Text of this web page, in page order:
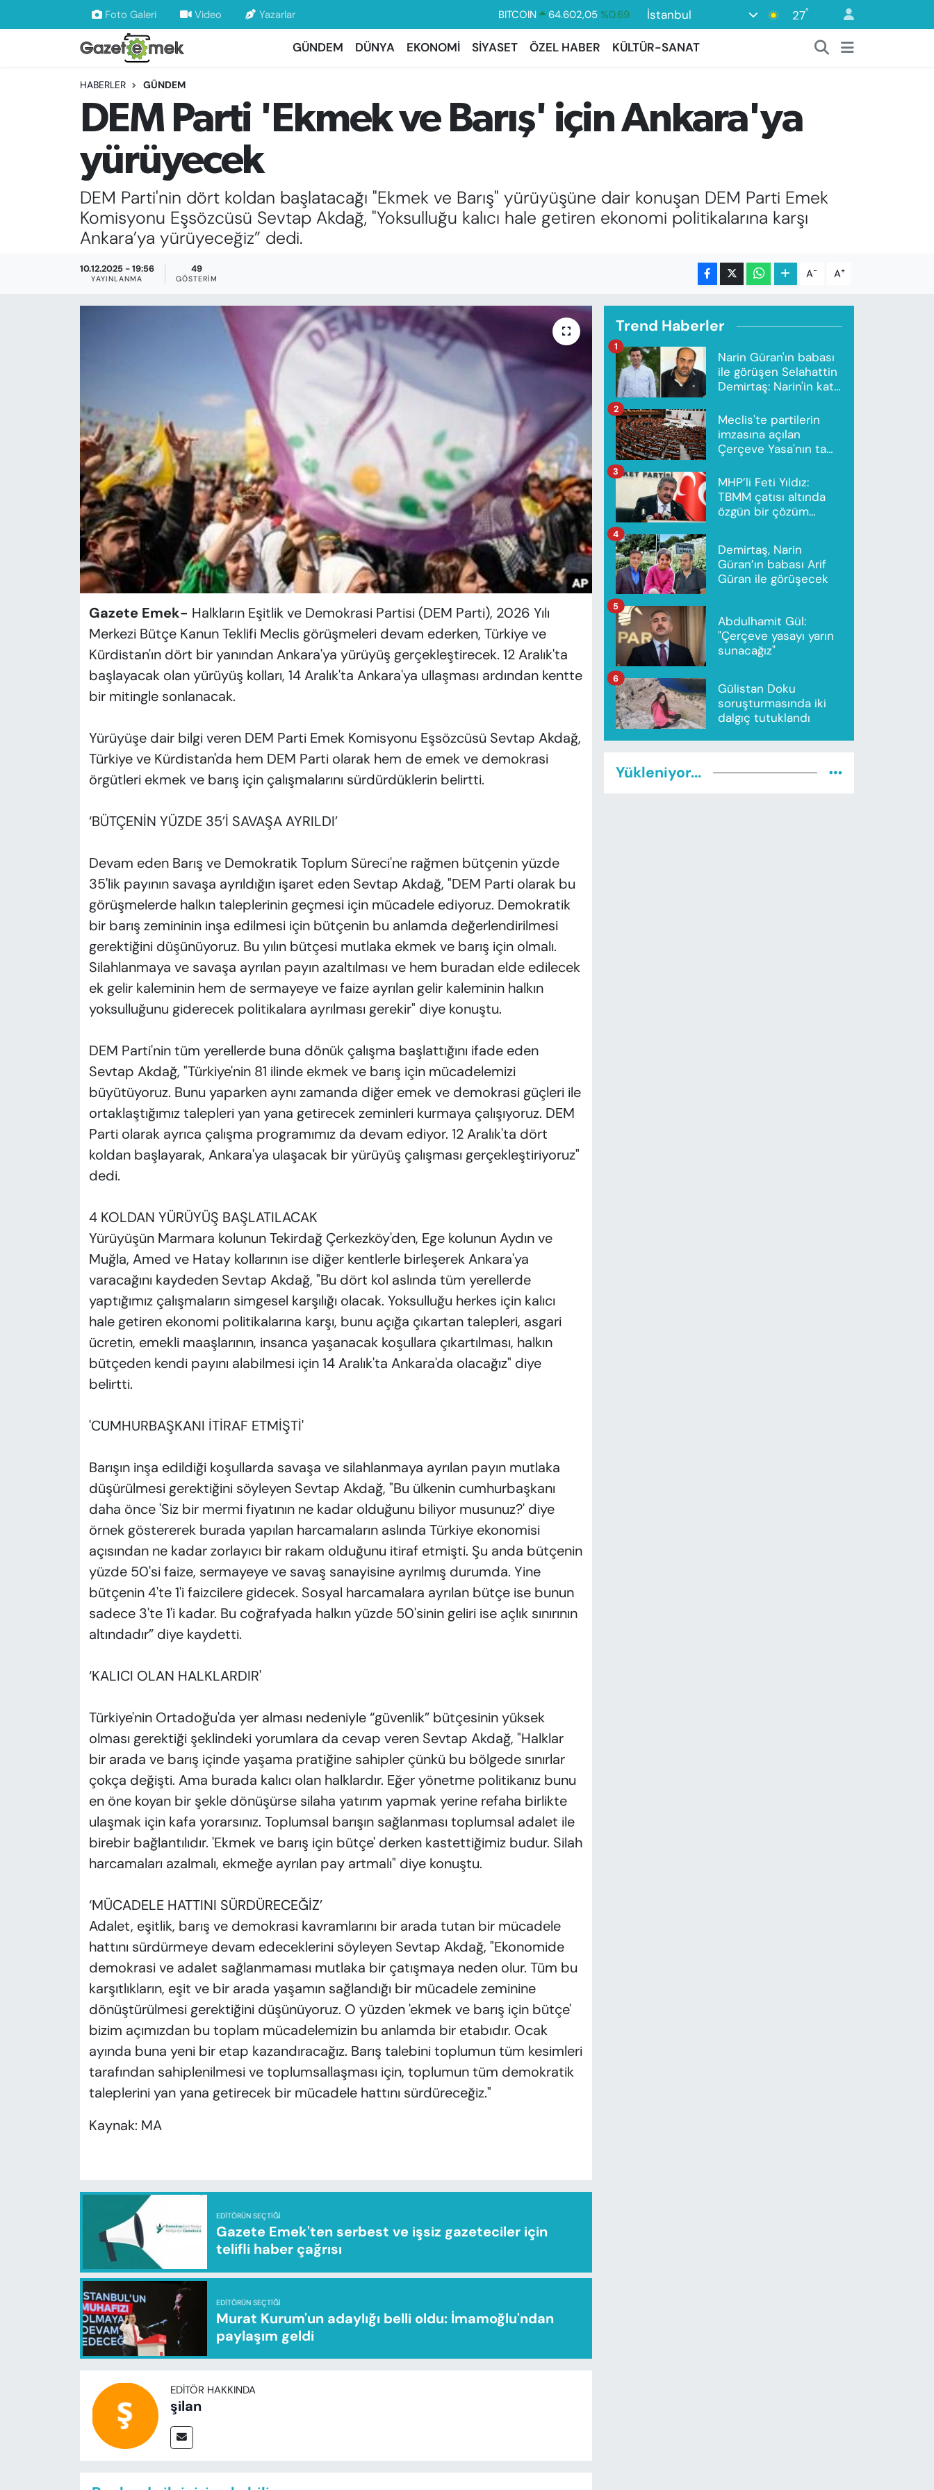
Foto Galeri Video Yazarlar DOLAR 47,6006 %0.06
EURO
55,0250
%0.02
BİST100
13.768 %48
BITCOIN
64.602,05
İstanbul 27°
GÜNDEM DÜNYA EKONOMİ SİYASET ÖZEL HABER KÜLTÜR-SANAT
HABERLER GÜNDEM
DEM Parti 'Ekmek ve Barış' için Ankara'ya
yürüyecek
DEM Parti'nin dört koldan başlatacağı "Ekmek ve Barış" yürüyüşüne dair konuşan DEM Parti Emek
Komisyonu Eşsözcüsü Sevtap Akdağ, "Yoksulluğu kalıcı hale getiren ekonomi politikalarına karşı
Ankara’ya yürüyeceğiz” dedi.
10.12.2025 - 19:56
YAYINLANMA
49
GÖSTERIM A- A+
Gazete Emek- Halkların Eşitlik ve Demokrasi Partisi (DEM Parti), 2026 Yılı
Merkezi Bütçe Kanun Teklifi Meclis görüşmeleri devam ederken, Türkiye ve
Kürdistan'ın dört bir yanından Ankara'ya yürüyüş gerçekleştirecek. 12 Aralık'ta
başlayacak olan yürüyüş kolları, 14 Aralık'ta Ankara'ya ullaşması ardından kentte
bir mitingle sonlanacak.
Yürüyüşe dair bilgi veren DEM Parti Emek Komisyonu Eşsözcüsü Sevtap Akdağ,
Türkiye ve Kürdistan'da hem DEM Parti olarak hem de emek ve demokrasi
örgütleri ekmek ve barış için çalışmalarını sürdürdüklerin belirtti.
‘BÜTÇENİN YÜZDE 35’İ SAVAŞA AYRILDI’
Devam eden Barış ve Demokratik Toplum Süreci'ne rağmen bütçenin yüzde
35'lik payının savaşa ayrıldığın işaret eden Sevtap Akdağ, "DEM Parti olarak bu
görüşmelerde halkın taleplerinin geçmesi için mücadele ediyoruz. Demokratik
bir barış zemininin inşa edilmesi için bütçenin bu anlamda değerlendirilmesi
gerektiğini düşünüyoruz. Bu yılın bütçesi mutlaka ekmek ve barış için olmalı.
Silahlanmaya ve savaşa ayrılan payın azaltılması ve hem buradan elde edilecek
ek gelir kaleminin hem de sermayeye ve faize ayrılan gelir kaleminin halkın
yoksulluğunu giderecek politikalara ayrılması gerekir" diye konuştu.
DEM Parti'nin tüm yerellerde buna dönük çalışma başlattığını ifade eden
Sevtap Akdağ, "Türkiye'nin 81 ilinde ekmek ve barış için mücadelemizi
büyütüyoruz. Bunu yaparken aynı zamanda diğer emek ve demokrasi güçleri ile
ortaklaştığımız talepleri yan yana getirecek zeminleri kurmaya çalışıyoruz. DEM
Parti olarak ayrıca çalışma programımız da devam ediyor. 12 Aralık'ta dört
koldan başlayarak, Ankara'ya ulaşacak bir yürüyüş çalışması gerçekleştiriyoruz"
dedi.
4 KOLDAN YÜRÜYÜŞ BAŞLATILACAK
Yürüyüşün Marmara kolunun Tekirdağ Çerkezköy'den, Ege kolunun Aydın ve
Muğla, Amed ve Hatay kollarının ise diğer kentlerle birleşerek Ankara'ya
varacağını kaydeden Sevtap Akdağ, "Bu dört kol aslında tüm yerellerde
yaptığımız çalışmaların simgesel karşılığı olacak. Yoksulluğu herkes için kalıcı
hale getiren ekonomi politikalarına karşı, bunu açığa çıkartan talepleri, asgari
ücretin, emekli maaşlarının, insanca yaşanacak koşullara çıkartılması, halkın
bütçeden kendi payını alabilmesi için 14 Aralık'ta Ankara'da olacağız" diye
belirtti.
'CUMHURBAŞKANI İTİRAF ETMİŞTİ'
Barışın inşa edildiği koşullarda savaşa ve silahlanmaya ayrılan payın mutlaka
düşürülmesi gerektiğini söyleyen Sevtap Akdağ, "Bu ülkenin cumhurbaşkanı
daha önce 'Siz bir mermi fiyatının ne kadar olduğunu biliyor musunuz?' diye
örnek göstererek burada yapılan harcamaların aslında Türkiye ekonomisi
açısından ne kadar zorlayıcı bir rakam olduğunu itiraf etmişti. Şu anda bütçenin
yüzde 50'si faize, sermayeye ve savaş sanayisine ayrılmış durumda. Yine
bütçenin 4'te 1'i faizcilere gidecek. Sosyal harcamalara ayrılan bütçe ise bunun
sadece 3'te 1'i kadar. Bu coğrafyada halkın yüzde 50'sinin geliri ise açlık sınırının
altındadır” diye kaydetti.
‘KALICI OLAN HALKLARDIR'
Türkiye'nin Ortadoğu'da yer alması nedeniyle “güvenlik” bütçesinin yüksek
olması gerektiği şeklindeki yorumlara da cevap veren Sevtap Akdağ, "Halklar
bir arada ve barış içinde yaşama pratiğine sahipler çünkü bu bölgede sınırlar
çokça değişti. Ama burada kalıcı olan halklardır. Eğer yönetme politikanız bunu
en öne koyan bir şekle dönüşürse silaha yatırım yapmak yerine refaha birlikte
ulaşmak için kafa yorarsınız. Toplumsal barışın sağlanması toplumsal adalet ile
birebir bağlantılıdır. 'Ekmek ve barış için bütçe' derken kastettiğimiz budur. Silah
harcamaları azalmalı, ekmeğe ayrılan pay artmalı" diye konuştu.
‘MÜCADELE HATTINI SÜRDÜRECEĞİZ’
Adalet, eşitlik, barış ve demokrasi kavramlarını bir arada tutan bir mücadele
hattını sürdürmeye devam edeceklerini söyleyen Sevtap Akdağ, "Ekonomide
demokrasi ve adalet sağlanmaması mutlaka bir çatışmaya neden olur. Tüm bu
karşıtlıkların, eşit ve bir arada yaşamın sağlandığı bir mücadele zeminine
dönüştürülmesi gerektiğini düşünüyoruz. O yüzden 'ekmek ve barış için bütçe'
bizim açımızdan bu toplam mücadelemizin bu anlamda bir etabıdır. Ocak
ayında buna yeni bir etap kazandıracağız. Barış talebini toplumun tüm kesimleri
tarafından sahiplenilmesi ve toplumsallaşması için, toplumun tüm demokratik
taleplerini yan yana getirecek bir mücadele hattını sürdüreceğiz."
Kaynak: MA
EDITÖRÜN SEÇTIĞI
Gazete Emek'ten serbest ve işsiz gazeteciler için
telifli haber çağrısı
EDITÖRÜN SEÇTIĞI
Murat Kurum'un adaylığı belli oldu: İmamoğlu'ndan
paylaşım geldi
EDITÖR HAKKINDA
şilan
Trend Haberler
Narin Güran'ın babası
ile görüşen Selahattin
Demirtaş: Narin'in katili
1
Meclis'te partilerin
imzasına açılan
Çerçeve Yasa'nın tam
2
MHP’li Feti Yıldız:
TBMM çatısı altında
özgün bir çözüm
3
Demirtaş, Narin
Güran’ın babası Arif
Güran ile görüşecek
4
Abdulhamit Gül:
"Çerçeve yasayı yarın
sunacağız"
5
Gülistan Doku
soruşturmasında iki
dalgıç tutuklandı
6
Yükleniyor...
DÜNYA
EKONOMİ
EMEK HABERLERİ
YENİ MEDYADA EMEK GAZETECİLİĞİNİ
GELİŞTİRMEK
FAYDALI BİLGİLER
GÜNDEM
KÜLTÜR-SANAT
MAGAZİN
ÖZEL HABER
YAZAR KÖŞESİ
SİYASET
Nöbetçi Eczaneler
Hava Durumu
İstanbul Namaz Vakitleri
Trafik Durumu
Süper Lig Puan Durumu ve Fikstür
Tüm Manşetler
Son Dakika Haberleri